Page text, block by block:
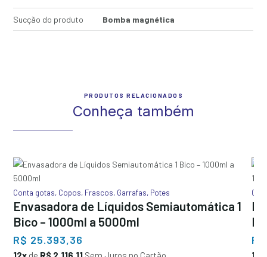
Sucção do produto Bomba magnética
PRODUTOS RELACIONADOS
Conheça também
Conta gotas, Copos, Frascos, Garrafas, Potes
Envasadora de Líquidos Semiautomática 1
Bico – 1000ml a 5000ml
R$ 25.393,36 R$